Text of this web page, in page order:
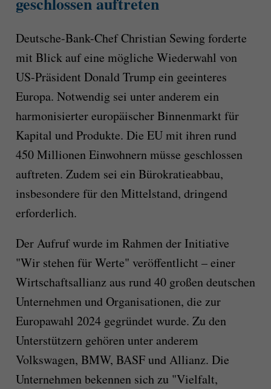
Deutsche-Bank-Chef Christian Sewing forderte
mit Blick auf eine mögliche Wiederwahl von
US-Präsident Donald Trump ein geeinteres
Europa. Notwendig sei unter anderem ein
harmonisierter europäischer Binnenmarkt für
Kapital und Produkte. Die EU mit ihren rund
450 Millionen Einwohnern müsse geschlossen
auftreten. Zudem sei ein Bürokratieabbau,
insbesondere für den Mittelstand, dringend
erforderlich.
Der Aufruf wurde im Rahmen der Initiative
"Wir stehen für Werte" veröffentlicht – einer
Wirtschaftsallianz aus rund 40 großen deutschen
Unternehmen und Organisationen, die zur
Europawahl 2024 gegründet wurde. Zu den
Unterstützern gehören unter anderem
Volkswagen, BMW, BASF und Allianz. Die
Unternehmen bekennen sich zu "Vielfalt,